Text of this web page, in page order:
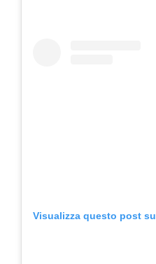
Visualizza questo post